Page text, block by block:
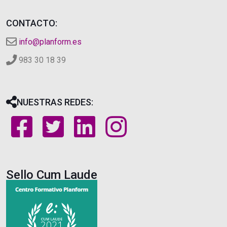
CONTACTO:
info@planform.es
983 30 18 39
NUESTRAS REDES:
Sello Cum Laude